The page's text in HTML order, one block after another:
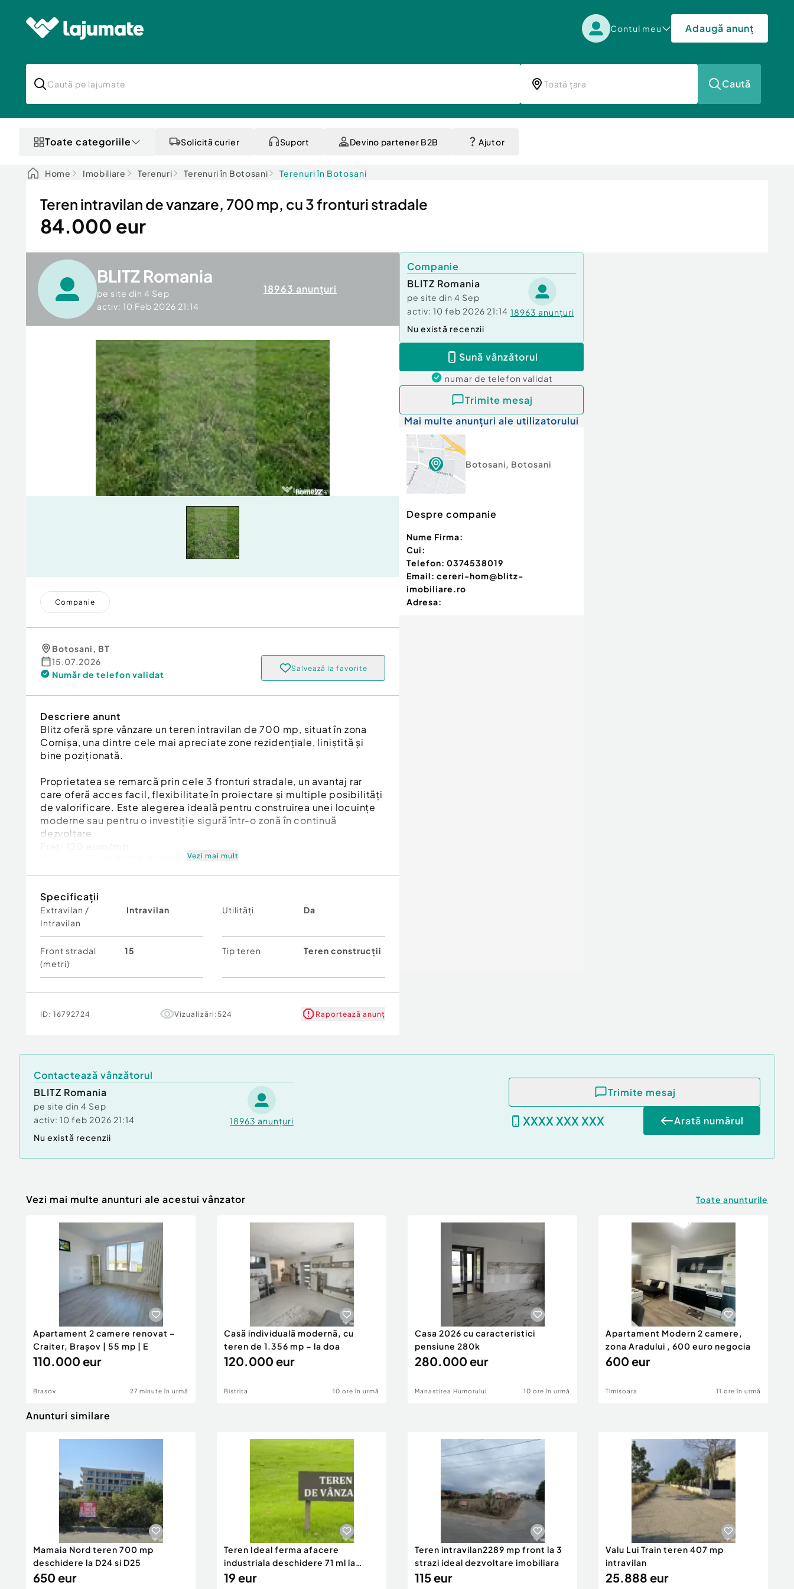
Contul meu Adaugă anunț
Caută
Toate categoriile Solicită curier Suport Devino partener B2B Ajutor
Home Imobiliare Terenuri Terenuri în Botosani Terenuri în Botosani
Teren intravilan de vanzare, 700 mp, cu 3 fronturi stradale
84.000 eur
BLITZ Romania
pe site din 4 Sep
activ: 10 Feb 2026 21:14
18963 anunțuri
Companie
Botosani, BT
15.07.2026
Număr de telefon validat
Salvează la favorite
Descriere anunt
Blitz oferă spre vânzare un teren intravilan de 700 mp, situat în zona
Cornișa, una dintre cele mai apreciate zone rezidențiale, liniștită și
bine poziționată.
Proprietatea se remarcă prin cele 3 fronturi stradale, un avantaj rar
care oferă acces facil, flexibilitate în proiectare și multiple posibilități
de valorificare. Este alegerea ideală pentru construirea unei locuințe
moderne sau pentru o investiție sigură într-o zonă în continuă
dezvoltare.
Cod ofertă / ID BLITZ: P169068Vezi mai mult
Specificații
Extravilan /
Intravilan
Intravilan Utilități Da
Front stradal
(metri)
15 Tip teren Teren construcții
ID: 16792724 Vizualizări:524 Raportează anunț
Companie
BLITZ Romania
pe site din 4 Sep
activ: 10 feb 2026 21:14 18963 anunțuri
Nu există recenzii
Sună vânzătorul
numar de telefon validat
Trimite mesaj
Mai multe anunțuri ale utilizatorului
Botosani, Botosani
Despre companie
Nume Firma:
Cui:
Telefon: 0374538019
Email: cereri-hom@blitz-
imobiliare.ro
Adresa:
Contactează vânzătorul
BLITZ Romania
pe site din 4 Sep
activ: 10 feb 2026 21:14 18963 anunțuri
Nu există recenzii
Trimite mesaj
XXXX XXX XXX Arată numărul
Vezi mai multe anunturi ale acestui vânzator Toate anunturile
Apartament 2 camere renovat –
Craiter, Brașov | 55 mp | E
110.000 eur
Brasov 27 minute în urmă
Casă individuală modernă, cu
teren de 1.356 mp – la doa
120.000 eur
Bistrita 10 ore în urmă
Casa 2026 cu caracteristici
pensiune 280k
280.000 eur
Manastirea Humorului 10 ore în urmă
Apartament Modern 2 camere,
zona Aradului , 600 euro negocia
600 eur
Timisoara 11 ore în urmă
Anunturi similare
Mamaia Nord teren 700 mp
deschidere la D24 si D25
650 eur
Teren Ideal ferma afacere
industriala deschidere 71 ml la
DN2A
19 eur
Teren intravilan2289 mp front la 3
strazi ideal dezvoltare imobiliara
115 eur
Valu Lui Train teren 407 mp
intravilan
25.888 eur